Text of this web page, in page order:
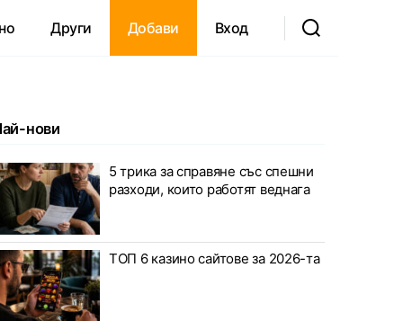
Други Добави Вход
нови
5 трика за справяне със спешни
разходи, които работят веднага
ТОП 6 казино сайтове за 2026-та